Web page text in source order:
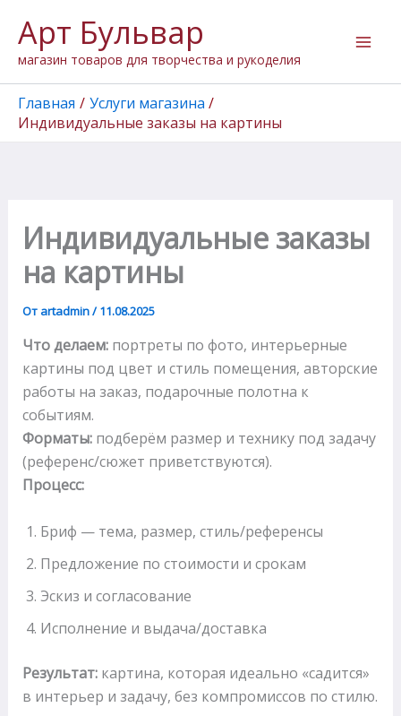
содержимому
Арт Бульвар
магазин товаров для творчества и рукоделия
Главная
Услуги магазина
Индивидуальные заказы на картины
Индивидуальные заказы
на картины
От artadmin/11.08.2025
Что делаем:портреты по фото, интерьерные
картины под цвет и стиль помещения, авторские
работы на заказ, подарочные полотна к
событиям.
Форматы:подберём размер и технику под задачу
(референс/сюжет приветствуются).
Процесс:
Бриф — тема, размер, стиль/референсы
Предложение по стоимости и срокам
Эскиз и согласование
Исполнение и выдача/доставка
Результат:картина, которая идеально «садится»
в интерьер и задачу, без компромиссов по стилю.